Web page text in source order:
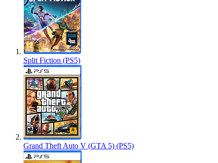
Split Fiction (PS5)
Grand Theft Auto V (GTA 5) (PS5)